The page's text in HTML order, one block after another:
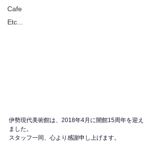
Cafe
Etc...
伊勢現代美術館は、2018年4月に開館15周年を迎え
ました。
スタッフ一同、心より感謝申し上げます。